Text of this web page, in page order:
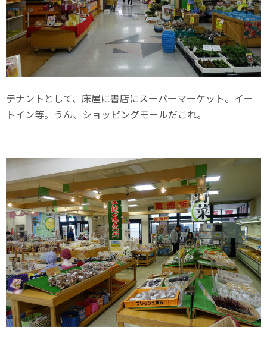
テナントとして、床屋に書店にスーパーマーケット。イー
トイン等。うん、ショッピングモールだこれ。